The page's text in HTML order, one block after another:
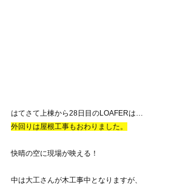
はてさて上棟から28日目のLOAFERは…
外回りは屋根工事もおわりました。
快晴の空に現場が映える！
中は大工さんが木工事中となりますが、